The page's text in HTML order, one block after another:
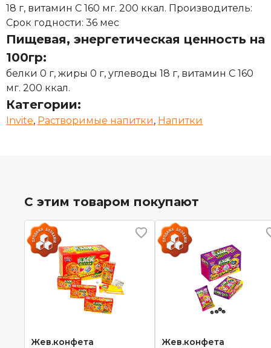
18 г, витамин С 160 мг. 200 ккал. Производитель:
Срок годности: 36 мес
Пищевая, энергетическая ценность на
100гр:
белки 0 г, жиры 0 г, углеводы 18 г, витамин С 160
мг. 200 ккал.
Категории:
Invite, Растворимые напитки, Напитки
С этим товаром покупают
Жев.конфета
Жев.конфета